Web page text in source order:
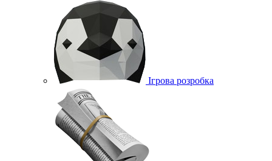
Ігрова розробка